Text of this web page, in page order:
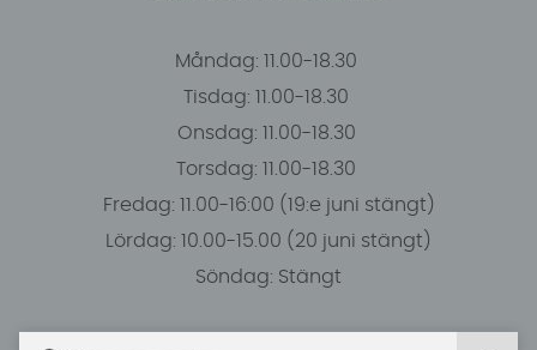
Måndag: 11.00-18.30
Tisdag: 11.00-18.30
Onsdag: 11.00-18.30
Torsdag: 11.00-18.30
Fredag: 11.00-16:00 (19:e juni stängt)
Lördag: 10.00-15.00 (20 juni stängt)
Söndag: Stängt